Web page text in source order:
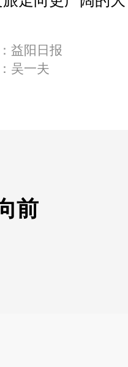
益阳日报
吴一夫
前